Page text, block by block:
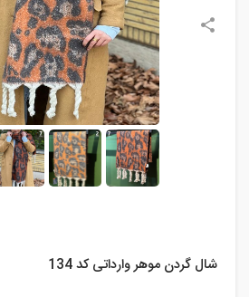
شال گردن موهر وارداتی کد 134